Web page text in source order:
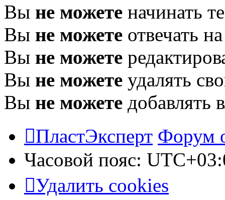
Вы не можете начинать
Вы не можете отвечать
Вы не можете
Вы не можете удалять
Вы не можете добавлять
ПластЭксперт Форум
Часовой пояс:
Удалить cookies